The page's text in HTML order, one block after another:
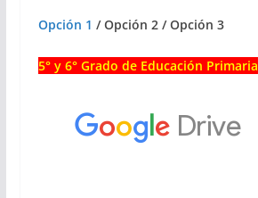
Opción 1 / Opción 2 / Opción 3
5° y 6° Grado de Educación Primaria